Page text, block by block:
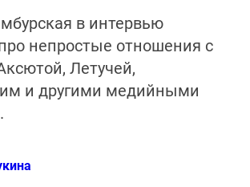
в интервью
непростые отношения с
Летучей,
и другими медийными